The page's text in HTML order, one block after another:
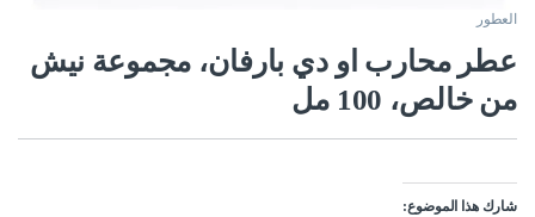
العطور
عطر محارب او دي بارفان، مجموعة نيش
من خالص، 100 مل
شارك هذا الموضوع: